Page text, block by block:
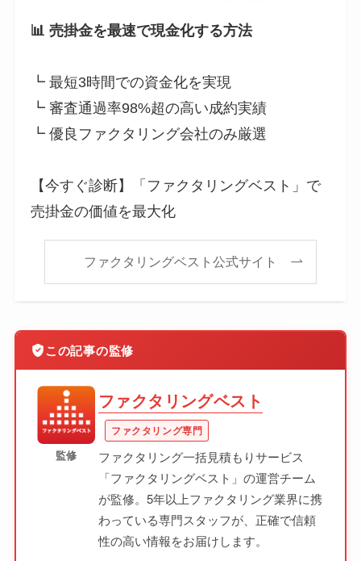
📊 売掛金を最速で現金化する方法
┗ 最短3時間での資金化を実現
┗ 審査通過率98%超の高い成約実績
┗ 優良ファクタリング会社のみ厳選
【今すぐ診断】「ファクタリングベスト」で
売掛金の価値を最大化
ファクタリングベスト公式サイト
この記事の監修
監修
ファクタリングベスト
ファクタリング専門
ファクタリング一括見積もりサービス
「ファクタリングベスト」の運営チーム
が監修。5年以上ファクタリング業界に携
わっている専門スタッフが、正確で信頼
性の高い情報をお届けします。